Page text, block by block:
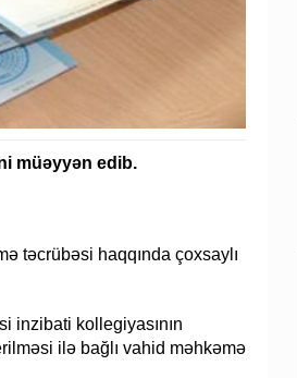
müəyyən edib.
təcrübəsi haqqında çoxsaylı
inzibati kollegiyasının
ilə bağlı vahid məhkəmə